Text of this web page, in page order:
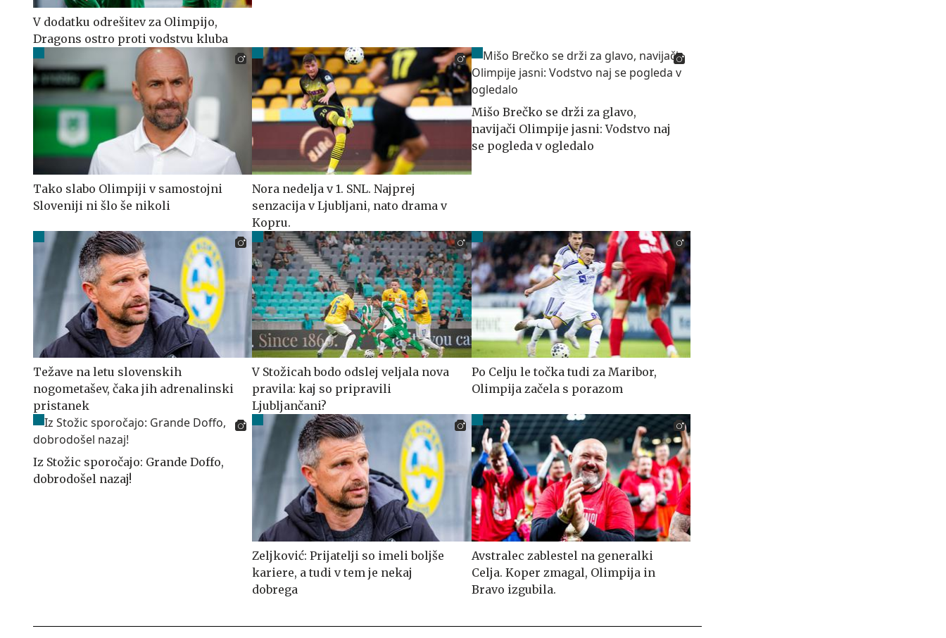
V dodatku odrešitev za Olimpijo,
Dragons ostro proti vodstvu kluba
Tako slabo Olimpiji v samostojni
Sloveniji ni šlo še nikoli
Nora nedelja v 1. SNL. Najprej
senzacija v Ljubljani, nato drama v
Kopru.
Mišo Brečko se drži za glavo,
navijači Olimpije jasni: Vodstvo naj
se pogleda v ogledalo
Težave na letu slovenskih
nogometašev, čaka jih adrenalinski
pristanek
V Stožicah bodo odslej veljala nova
pravila: kaj so pripravili
Ljubljančani?
Po Celju le točka tudi za Maribor,
Olimpija začela s porazom
Iz Stožic sporočajo: Grande Doffo,
dobrodošel nazaj!
Zeljković: Prijatelji so imeli boljše
kariere, a tudi v tem je nekaj
dobrega
Avstralec zablestel na generalki
Celja. Koper zmagal, Olimpija in
Bravo izgubila.